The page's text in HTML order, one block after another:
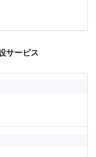
サービス